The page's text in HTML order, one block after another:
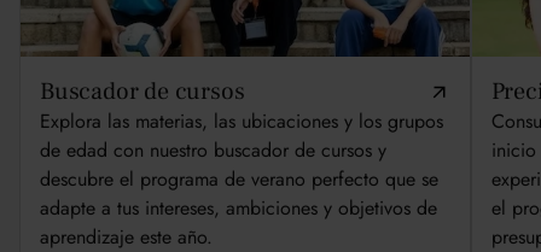
Buscador de cursos
Explora las materias, las ubicaciones y los grupos
de edad con nuestro buscador de cursos y
descubre el programa de verano perfecto que se
adapte a tus intereses, ambiciones y objetivos de
aprendizaje este año.
el